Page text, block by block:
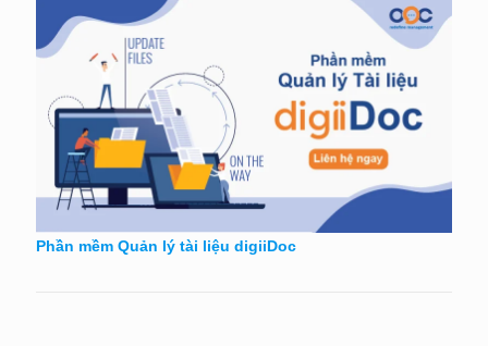
Phần mềm Quản lý tài liệu digiiDoc